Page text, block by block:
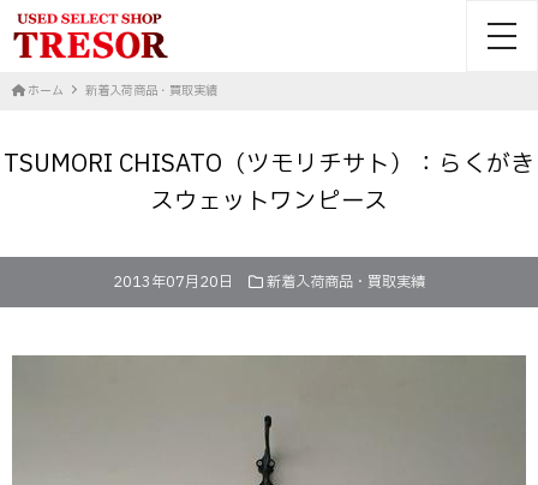
ホーム 新着入荷商品・買取実績
TSUMORI CHISATO（ツモリチサト）：らくがき
スウェットワンピース
2013年07月20日 新着入荷商品・買取実績